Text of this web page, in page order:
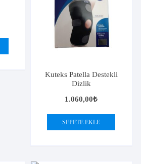
Kuteks Patella Destekli
Dizlik
1.060,00₺
SEPETE EKLE